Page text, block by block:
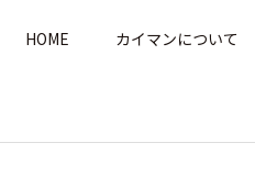
HOME カイマンについて